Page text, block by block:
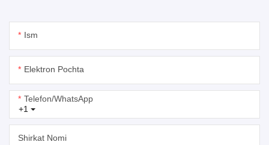
Ism
Elektron Pochta
+1
Telefon/whatsApp
Shirkat Nomi